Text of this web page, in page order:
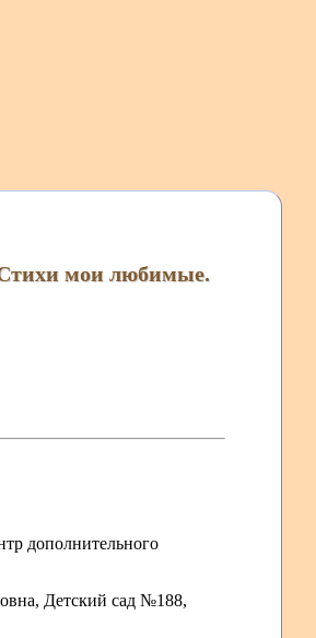
мои любимые.
дополнительного
, Детский сад №188,